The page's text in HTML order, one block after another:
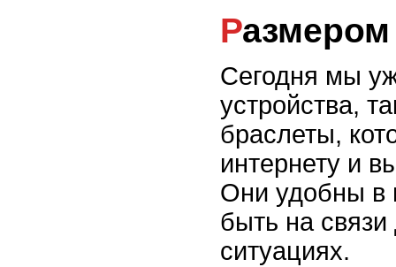
Сегодня мы
устройства,
браслеты,
интернету и
Они удобны в
быть на
ситуациях.